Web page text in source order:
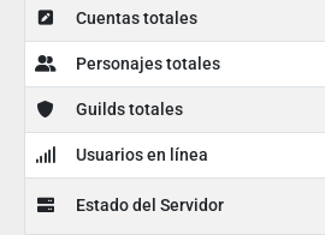
Cuentas totales
Personajes totales
Guilds totales
Usuarios en línea
Estado del Servidor